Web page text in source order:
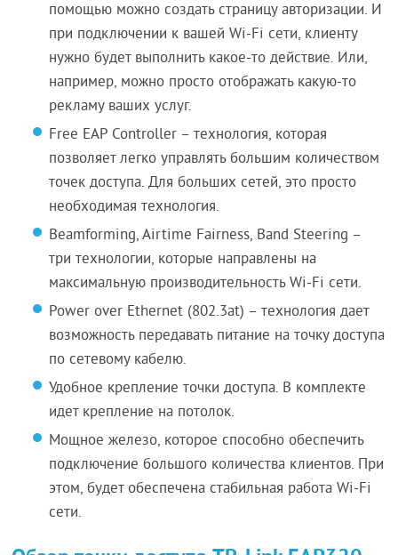
помощью можно создать страницу авторизации. И
при подключении к вашей Wi-Fi сети, клиенту
нужно будет выполнить какое-то действие. Или,
например, можно просто отображать какую-то
рекламу ваших услуг.
Free EAP Controller – технология, которая
позволяет легко управлять большим количеством
точек доступа. Для больших сетей, это просто
необходимая технология.
Beamforming, Airtime Fairness, Band Steering –
три технологии, которые направлены на
максимальную производительность Wi-Fi сети.
Power over Ethernet (802.3at) – технология дает
возможность передавать питание на точку доступа
по сетевому кабелю.
Удобное крепление точки доступа. В комплекте
идет крепление на потолок.
Мощное железо, которое способно обеспечить
подключение большого количества клиентов. При
этом, будет обеспечена стабильная работа Wi-Fi
сети.